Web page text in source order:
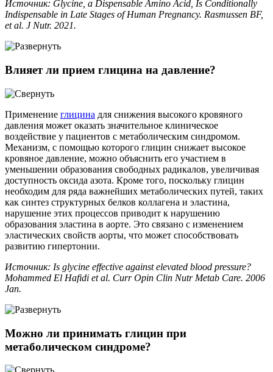
Источник: Glycine, a Dispensable Amino Acid, Is Conditionally
Indispensable in Late Stages of Human Pregnancy. Rasmussen BF,
et al. J Nutr. 2021.
Влияет ли прием глицина на давление?
Применение глицина для снижения высокого кровяного
давления может оказать значительное клиническое
воздействие у пациентов с метаболическим синдромом.
Механизм, с помощью которого глицин снижает высокое
кровяное давление, можно объяснить его участием в
уменьшении образования свободных радикалов, увеличивая
доступность оксида азота. Кроме того, поскольку глицин
необходим для ряда важнейших метаболических путей, таких
как синтез структурных белков коллагена и эластина,
нарушение этих процессов приводит к нарушению
образования эластина в аорте. Это связано с изменением
эластических свойств аорты, что может способствовать
развитию гипертонии.
Источник: Is glycine effective against elevated blood pressure?
Mohammed El Hafidi et al. Curr Opin Clin Nutr Metab Care. 2006
Jan.
Можно ли принимать глицин при
метаболическом синдроме?